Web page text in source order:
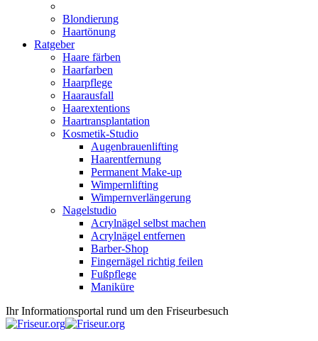
Blondierung
Haartönung
Ratgeber
Haare färben
Haarfarben
Haarpflege
Haarausfall
Haarextentions
Haartransplantation
Kosmetik-Studio
Augenbrauenlifting
Haarentfernung
Permanent Make-up
Wimpernlifting
Wimpernverlängerung
Nagelstudio
Acrylnägel selbst machen
Acrylnägel entfernen
Barber-Shop
Fingernägel richtig feilen
Fußpflege
Maniküre
Ihr Informationsportal rund um den Friseurbesuch